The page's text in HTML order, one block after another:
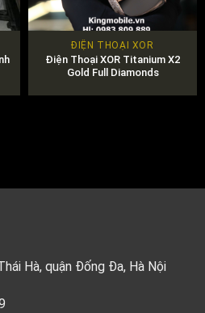
ĐIỆN THOẠI XOR
Điện Thoại XOR Titanium X2
Gold Full Diamonds
Hà, quận Đống Đa, Hà Nội